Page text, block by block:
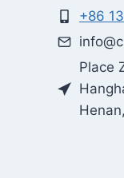
+86
Place